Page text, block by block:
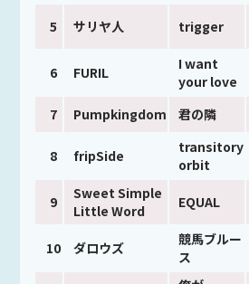
5 サリヤ人 trigger
6 FURIL
I want
your love
7 Pumpkingdom 君の隣
8 fripSide
transitory
orbit
9
Sweet Simple
Little Word
EQUAL
10 ダロウズ
競馬ブルー
ス